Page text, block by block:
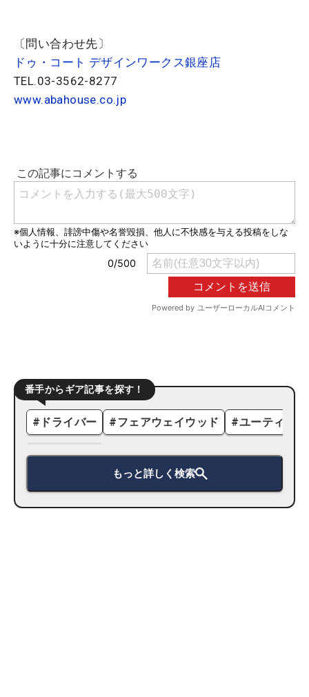
〔問い合わせ先〕
ドゥ・コート デザインワークス銀座店
TEL.03-3562-8277
www.abahouse.co.jp
番手からギア記事を探す！
# ドライバー #フェアウェイウッド #ユーティリ
もっと詳しく検索